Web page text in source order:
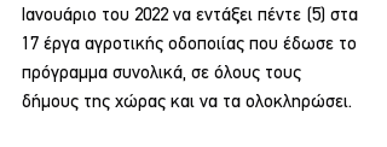
Ιανουάριο του 2022 να εντάξει πέντε (5) στα
17 έργα αγροτικής οδοποιίας που έδωσε το
πρόγραμμα συνολικά, σε όλους τους
δήμους της χώρας και να τα ολοκληρώσει.